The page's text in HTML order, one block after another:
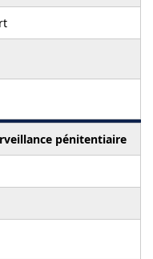
pénitentiaire